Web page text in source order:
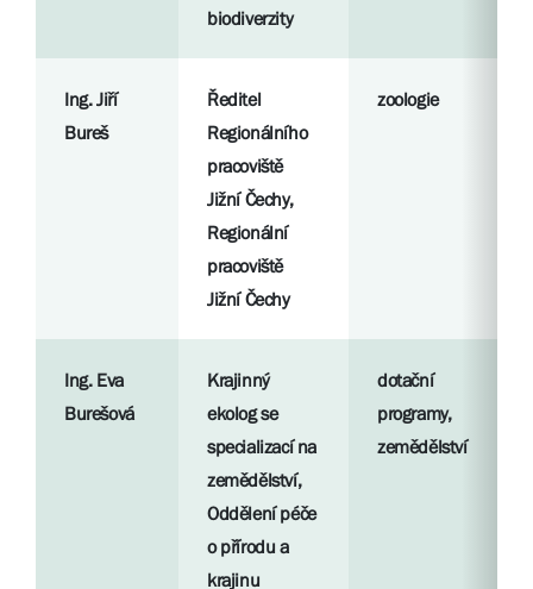
biodiverzity
Ing. Jiří
Bureš
Ředitel
Regionálního
pracoviště
Jižní Čechy,
Regionální
pracoviště
Jižní Čechy
zoologie
Ing. Eva
Burešová
Krajinný
ekolog se
specializací na
zemědělství,
Oddělení péče
o přírodu a
krajinu
dotační
programy,
zemědělství